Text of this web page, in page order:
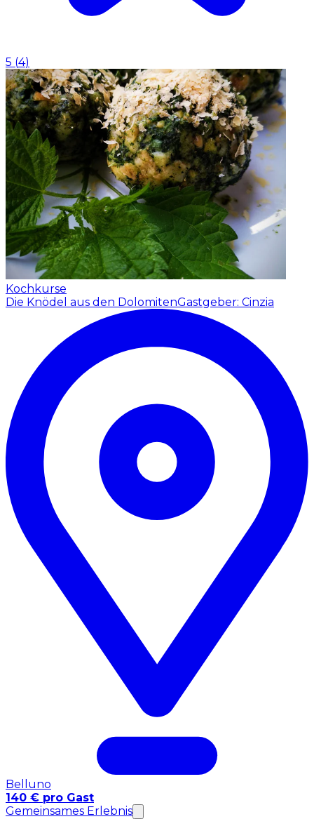
5 (4)
Kochkurse
Die Knödel aus den DolomitenGastgeber: Cinzia
Belluno
140 € pro Gast
Gemeinsames Erlebnis